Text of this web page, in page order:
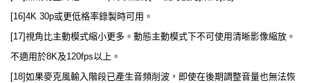
[16]4K 30p或更低格率錄製時可用。
[17]視角比主動模式縮小更多。動態主動模式下不可使用清晰影像縮放。
不適用於8K及120fps以上。
[18]如果麥克風輸入階段已產生音頻削波，即使在後期調整音量也無法恢